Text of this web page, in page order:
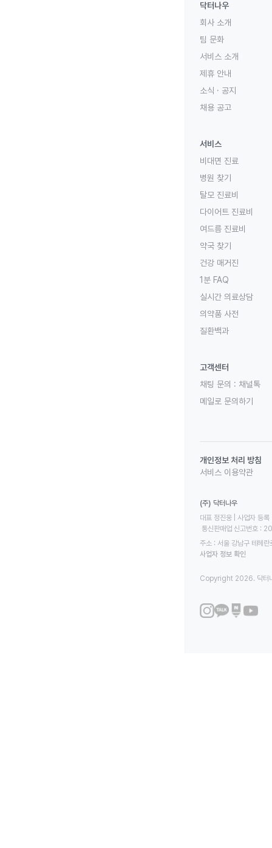
닥터나우
회사 소개
팀 문화
서비스 소개
제휴 안내
소식 · 공지
채용 공고
서비스
비대면 진료
병원 찾기
탈모 진료비
다이어트 진료비
여드름 진료비
약국 찾기
건강 매거진
1분 FAQ
실시간 의료상담
의약품 사전
질환백과
고객센터
채팅 문의 : 채널톡
메일로 문의하기
개인정보 처리 방침
서비스 이용약관
(주) 닥터나우
대표 정진웅 | 사업자
통신판매업 신고번호
주소 : 서울 강남구 테헤
사업자 정보 확인
Copyright 2026. 닥터